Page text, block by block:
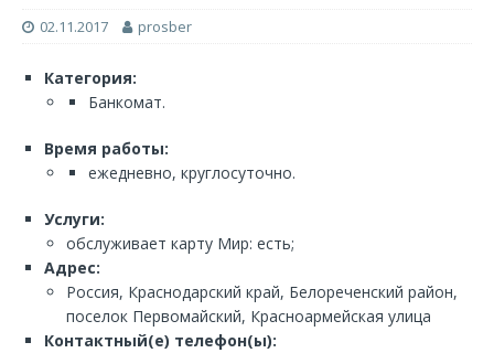
02.11.2017 prosber
Категория:
Банкомат.
Время работы:
ежедневно, круглосуточно.
Услуги:
обслуживает карту Мир: есть;
Адрес:
Россия, Краснодарский край, Белореченский район,
поселок Первомайский, Красноармейская улица
Контактный(е) телефон(ы):